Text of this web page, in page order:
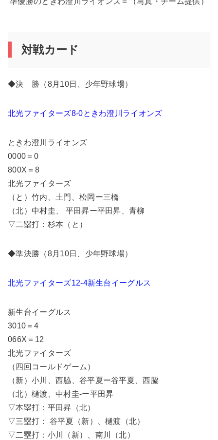
対戦カード
◆決 勝（8月10日、少年野球場）
北光ファイターズ8-0ときわ澄川ライオンズ
ときわ澄川ライオンズ
0000＝0
800X＝8
北光ファイターズ
（と）竹内、土門、松岡ー三橋
（北）中村圭、 平田昇ー平田昇、青柳
▽二塁打：杉本（と）
◆準決勝（8月10日、少年野球場）
北光ファイターズ12-4新生台イーグルス
新生台イーグルス
3010＝4
066X＝12
北光ファイターズ
（四回コールドゲーム）
（新）小川、西脇、谷平夏ー谷平夏、西脇
（北）樋渡、中村圭-ー平田昇
▽本塁打：平田昇（北）
▽三塁打： 谷平夏（新）、樋渡（北）
▽二塁打：小川（新）、南川（北）